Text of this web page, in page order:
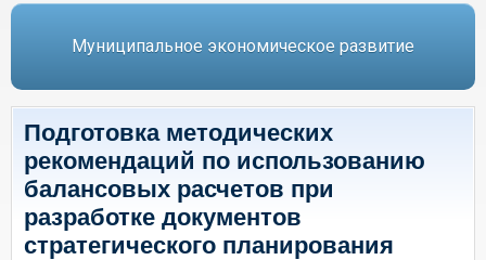
Муниципальное экономическое развитие
Подготовка методических
рекомендаций по использованию
балансовых расчетов при
разработке документов
стратегического планирования